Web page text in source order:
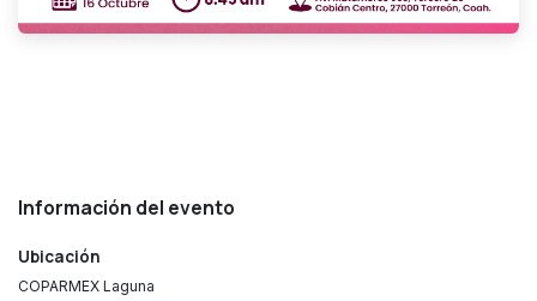
Información del evento
Ubicación
COPARMEX Laguna